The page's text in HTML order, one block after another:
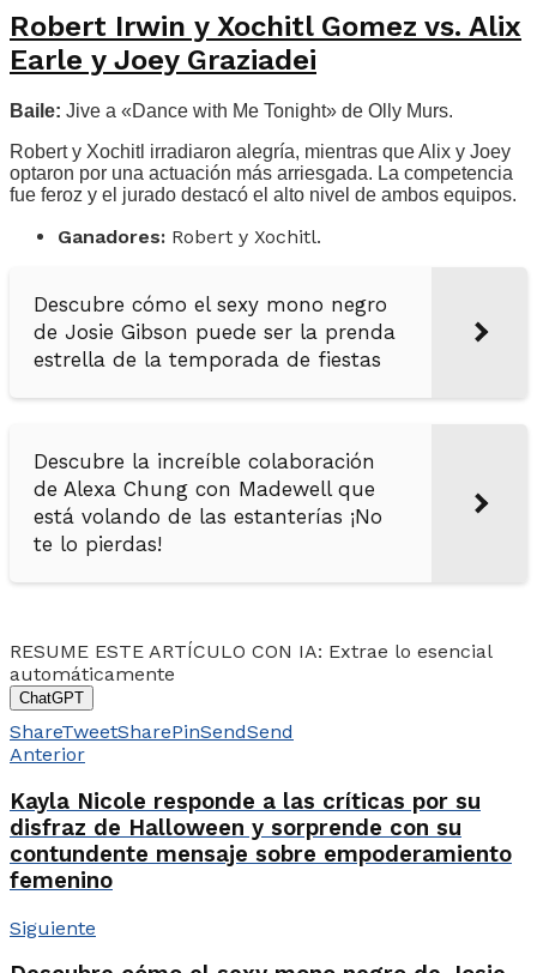
Robert Irwin y Xochitl Gomez vs. Alix
Earle y Joey Graziadei
Baile: Jive a «Dance with Me Tonight» de Olly Murs.
Robert y Xochitl irradiaron alegría, mientras que Alix y Joey
optaron por una actuación más arriesgada. La competencia
fue feroz y el jurado destacó el alto nivel de ambos equipos.
Ganadores: Robert y Xochitl.
Descubre cómo el sexy mono negro
de Josie Gibson puede ser la prenda
estrella de la temporada de fiestas
Descubre la increíble colaboración
de Alexa Chung con Madewell que
está volando de las estanterías ¡No
te lo pierdas!
RESUME ESTE ARTÍCULO CON IA: Extrae lo esencial
automáticamente
ChatGPT
ShareTweetSharePinSendSend
Anterior
Kayla Nicole responde a las críticas por su
disfraz de Halloween y sorprende con su
contundente mensaje sobre empoderamiento
femenino
Siguiente